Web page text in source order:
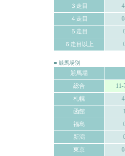
３走目
４走目
５走目
６走目以上
■ 競馬場別
競馬場
総合
11-
札幌
函館
福島
新潟
東京